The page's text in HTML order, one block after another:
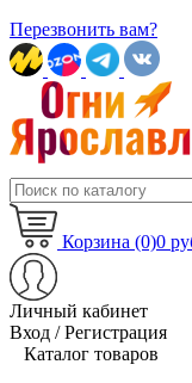
Перезвонить вам?
Корзина (0)0
Личный кабинет
Вход / Регистрация
Каталог товаров